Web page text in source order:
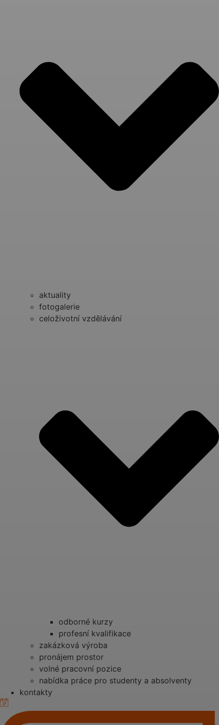
aktuality
fotogalerie
celoživotní vzdělávání
odborné kurzy
profesní kvalifikace
zakázková výroba
pronájem prostor
volné pracovní pozice
nabídka práce pro studenty a absolventy
kontakty